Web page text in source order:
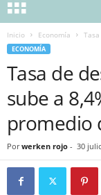
Inicio Economía
ECONOMÍA
Tasa de
sube a
promedio
Por werken rojo - 30